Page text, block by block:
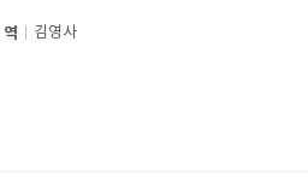
김영사